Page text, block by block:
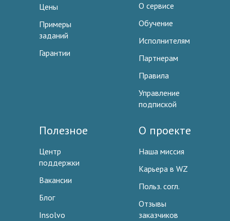
Цены
Примеры
заданий
Гарантии
О сервисе
Обучение
Исполнителям
Партнерам
Правила
Управление
подпиской
Полезное
Центр
поддержки
Вакансии
Блог
Insolvo
О проекте
Наша миссия
Карьера в WZ
Польз. согл.
Отзывы
заказчиков